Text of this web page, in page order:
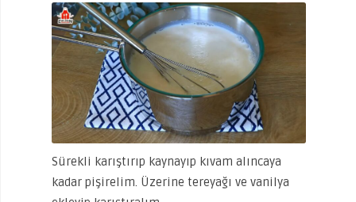
Sürekli karıştırıp kaynayıp kıvam alıncaya
kadar pişirelim. Üzerine tereyağı ve vanilya